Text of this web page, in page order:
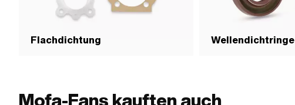
Flachdichtung Wellendichtringe